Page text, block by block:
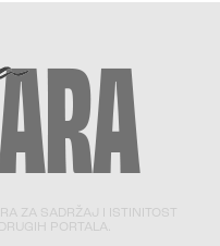
ZA SADRŽAJ I ISTINITOST
PORTALA.